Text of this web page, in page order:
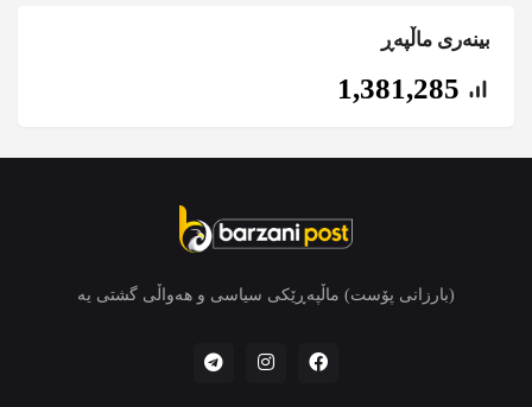
بینەری ماڵپەڕ
1,381,285
(بارزانی پۆست) ماڵپەڕێکی سیاسی و هەواڵی گشتی یە